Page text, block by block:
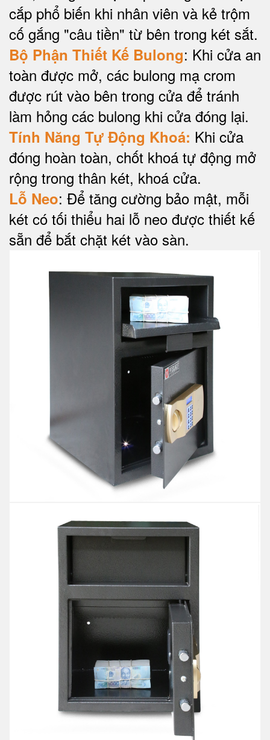
cắp phổ biến khi nhân viên và kẻ trộm
cố gắng "câu tiền" từ bên trong két sắt.
Bộ Phận Thiết Kế Bulong: Khi cửa an
toàn được mở, các bulong mạ crom
được rút vào bên trong cửa để tránh
làm hỏng các bulong khi cửa đóng lại.
Tính Năng Tự Động Khoá: Khi cửa
đóng hoàn toàn, chốt khoá tự động mở
rộng trong thân két, khoá cửa.
Lỗ Neo: Để tăng cường bảo mật, mỗi
két có tối thiểu hai lỗ neo được thiết kế
sẵn để bắt chặt két vào sàn.